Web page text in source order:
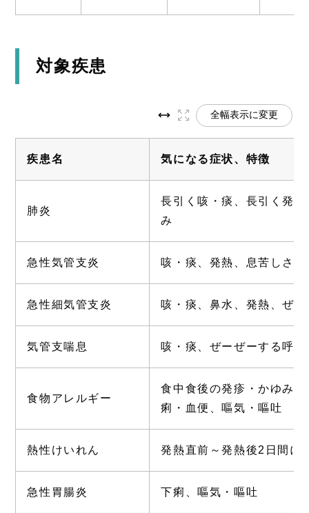
対象疾患
全幅表示に変更
疾患名 気になる症状、特徴
肺炎
長引く咳・痰、長引く発
み
急性気管支炎 咳・痰、発熱、息苦しさ
急性細気管支炎 咳・痰、鼻水、発熱、ぜ
気管支喘息 咳・痰、ぜーぜーする呼
食物アレルギー
食中食後の発疹・かゆみ
痢・血便、嘔気・嘔吐
熱性けいれん 発熱直前～発熱後2日間に
急性胃腸炎 下痢、嘔気・嘔吐